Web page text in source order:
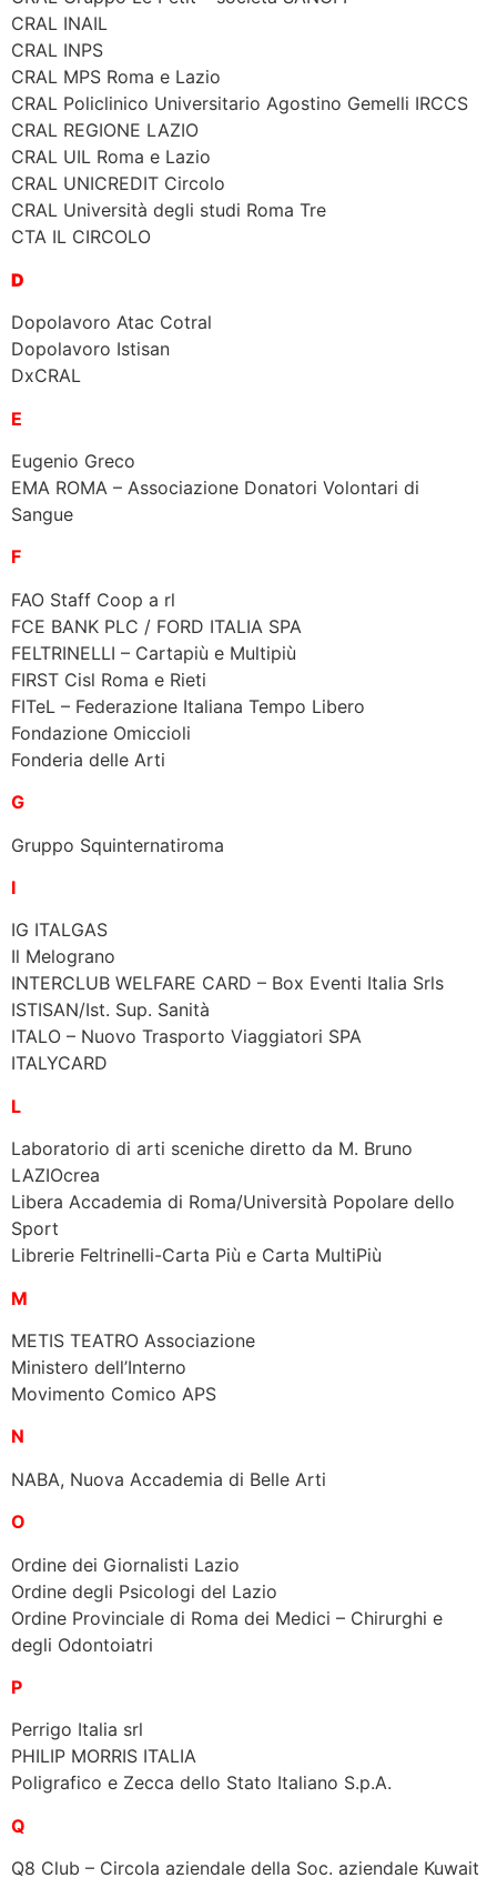
CRAL INAIL
CRAL INPS
CRAL MPS Roma e Lazio
CRAL Policlinico Universitario Agostino Gemelli IRCCS
CRAL REGIONE LAZIO
CRAL UIL Roma e Lazio
CRAL UNICREDIT Circolo
CRAL Università degli studi Roma Tre
CTA IL CIRCOLO
D
Dopolavoro Atac Cotral
Dopolavoro Istisan
DxCRAL
E
Eugenio Greco
EMA ROMA – Associazione Donatori Volontari di
Sangue
F
FAO Staff Coop a rl
FCE BANK PLC / FORD ITALIA SPA
FELTRINELLI – Cartapiù e Multipiù
FIRST Cisl Roma e Rieti
FITeL – Federazione Italiana Tempo Libero
Fondazione Omiccioli
Fonderia delle Arti
G
Gruppo Squinternatiroma
I
IG ITALGAS
Il Melograno
INTERCLUB WELFARE CARD – Box Eventi Italia Srls
ISTISAN/Ist. Sup. Sanità
ITALO – Nuovo Trasporto Viaggiatori SPA
ITALYCARD
L
Laboratorio di arti sceniche diretto da M. Bruno
LAZIOcrea
Libera Accademia di Roma/Università Popolare dello
Sport
Librerie Feltrinelli-Carta Più e Carta MultiPiù
M
METIS TEATRO Associazione
Ministero dell’Interno
Movimento Comico APS
N
NABA, Nuova Accademia di Belle Arti
O
Ordine dei Giornalisti Lazio
Ordine degli Psicologi del Lazio
Ordine Provinciale di Roma dei Medici – Chirurghi e
degli Odontoiatri
P
Perrigo Italia srl
PHILIP MORRIS ITALIA
Poligrafico e Zecca dello Stato Italiano S.p.A.
Q
Q8 Club – Circola aziendale della Soc. aziendale Kuwait